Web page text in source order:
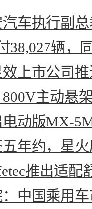
车执行副
38,027辆，
上市公司
主动悬
动版MX-
年约，星
推出适配
中国乘用